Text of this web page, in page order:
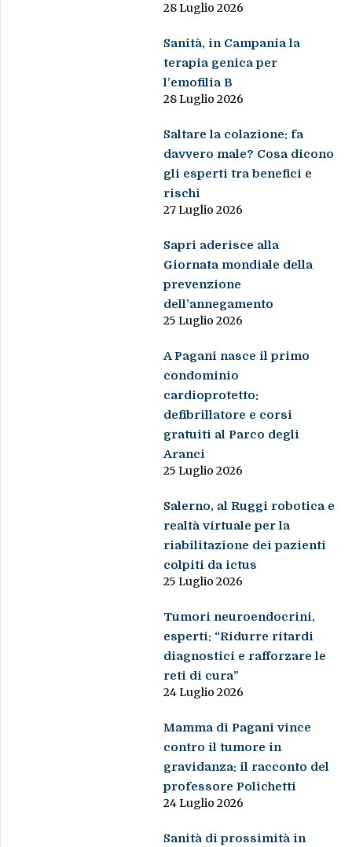
28 Luglio 2026
Sanità, in Campania la
terapia genica per
l’emofilia B
28 Luglio 2026
Saltare la colazione: fa
davvero male? Cosa dicono
gli esperti tra benefici e
rischi
27 Luglio 2026
Sapri aderisce alla
Giornata mondiale della
prevenzione
dell’annegamento
25 Luglio 2026
A Pagani nasce il primo
condominio
cardioprotetto:
defibrillatore e corsi
gratuiti al Parco degli
Aranci
25 Luglio 2026
Salerno, al Ruggi robotica e
realtà virtuale per la
riabilitazione dei pazienti
colpiti da ictus
25 Luglio 2026
Tumori neuroendocrini,
esperti: “Ridurre ritardi
diagnostici e rafforzare le
reti di cura”
24 Luglio 2026
Mamma di Pagani vince
contro il tumore in
gravidanza: il racconto del
professore Polichetti
24 Luglio 2026
Sanità di prossimità in